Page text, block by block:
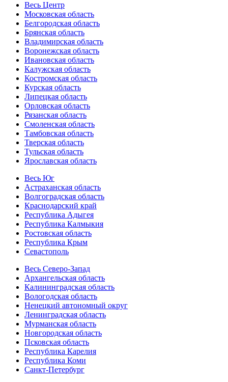
Весь Центр
Московская область
Белгородская область
Брянская область
Владимирская область
Воронежская область
Ивановская область
Калужская область
Костромская область
Курская область
Липецкая область
Орловская область
Рязанская область
Смоленская область
Тамбовская область
Тверская область
Тульская область
Ярославская область
Весь Юг
Астраханская область
Волгоградская область
Краснодарский край
Республика Адыгея
Республика Калмыкия
Ростовская область
Республика Крым
Севастополь
Весь Северо-Запад
Архангельская область
Калининградская область
Вологодская область
Ненецкий автономный округ
Ленинградская область
Мурманская область
Новгородская область
Псковская область
Республика Карелия
Республика Коми
Санкт-Петербург